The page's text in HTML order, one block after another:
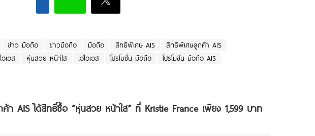
ข่าว มือถือ ข่าวมือถือ มือถือ สิทธิพิเศษ AIS
สิทธิพิเศษลูกค้า AIS
เอส หุ่นสวย หน้าใส เอไอเอส โปรโมชั่น มือถือ
โปรโมชั่น มือถือ AIS
ค้า AIS ได้สิทธิ์ซื้อ “หุ่นสวย หน้าใส” ที่ Kristie France เพียง 1,599 บาท